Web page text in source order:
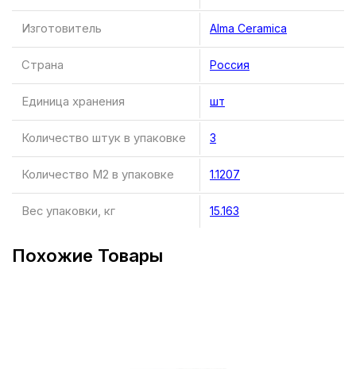
Изготовитель Alma Ceramica
Страна Россия
Единица хранения шт
Количество штук в упаковке 3
Количество М2 в упаковке 1.1207
Вес упаковки, кг 15.163
Похожие Товары